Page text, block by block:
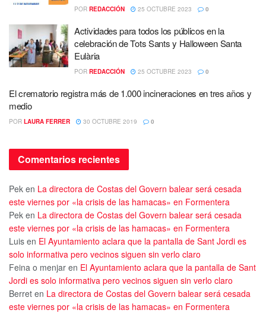
POR REDACCIÓN 25 OCTUBRE 2023 0
Actividades para todos los públicos en la
celebración de Tots Sants y Halloween Santa
Eulària
POR REDACCIÓN 25 OCTUBRE 2023 0
El crematorio registra más de 1.000 incineraciones en tres años y
medio
POR LAURA FERRER 30 OCTUBRE 2019 0
Comentarios recientes
Pek en La directora de Costas del Govern balear será cesada
este viernes por «la crisis de las hamacas» en Formentera
Pek en La directora de Costas del Govern balear será cesada
este viernes por «la crisis de las hamacas» en Formentera
Luis en El Ayuntamiento aclara que la pantalla de Sant Jordi es
solo informativa pero vecinos siguen sin verlo claro
Feina o menjar en El Ayuntamiento aclara que la pantalla de Sant
Jordi es solo informativa pero vecinos siguen sin verlo claro
Berret en La directora de Costas del Govern balear será cesada
este viernes por «la crisis de las hamacas» en Formentera